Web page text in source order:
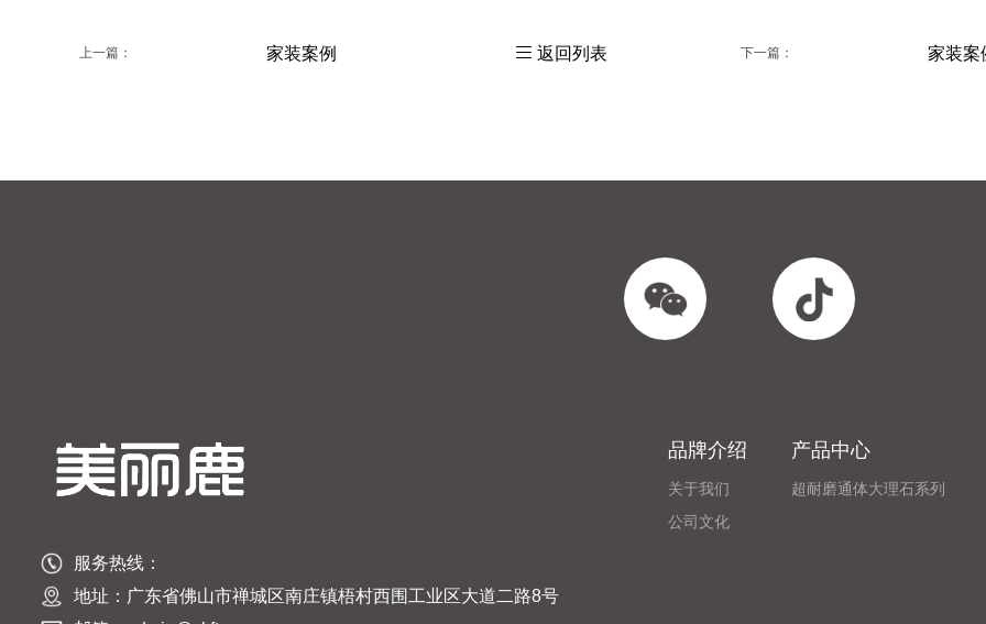
上一篇： 家装案例  返回列表 下一篇： 家装案
服务热线：
地址：广东省佛山市禅城区南庄镇梧村西围工业区大道二路8号
品牌介绍
关于我们
公司文化
产品中心
超耐磨通体大理石系列